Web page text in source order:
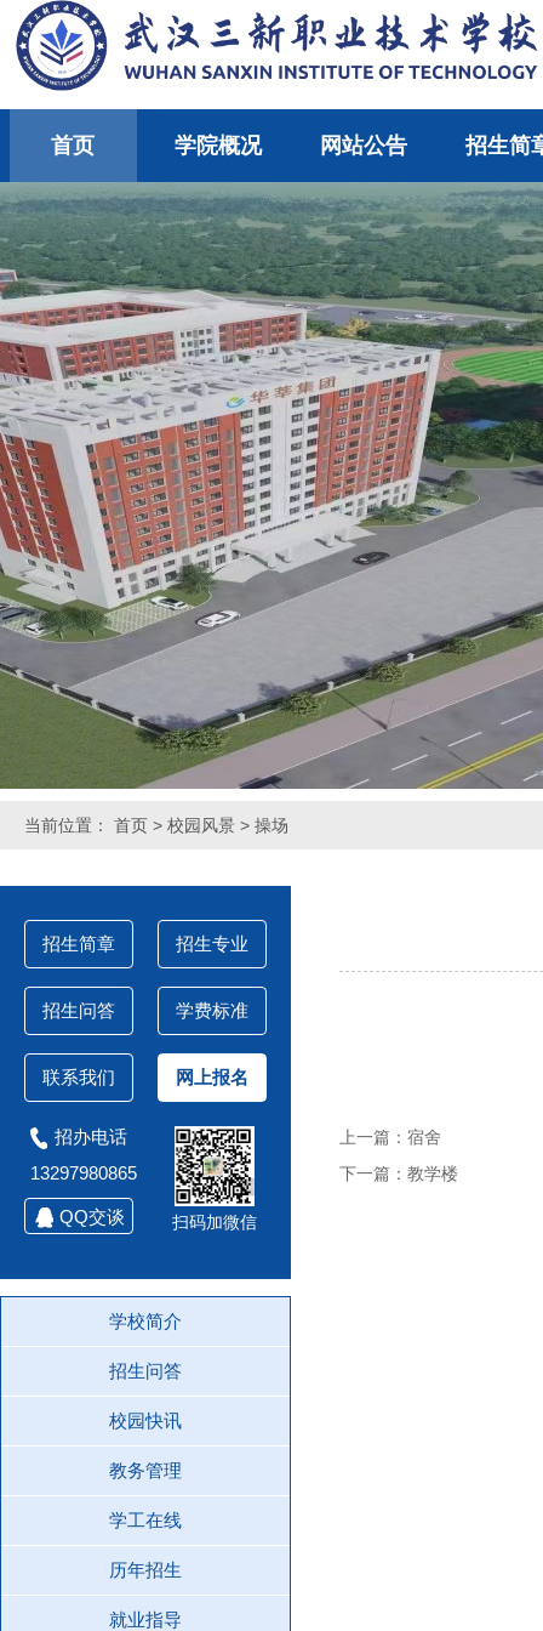
首页 学院概况 网站公告 招生简
当前位置： 首页 > 校园风景 > 操场
招生简章 招生专业
招生问答 学费标准
联系我们 网上报名
招办电话
13297980865
QQ交谈 扫码加微信
学校简介
招生问答
校园快讯
教务管理
学工在线
历年招生
就业指导
上一篇：宿舍
下一篇：教学楼